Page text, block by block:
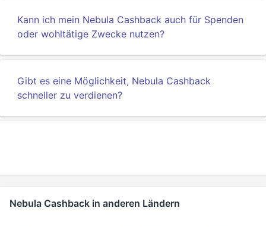
Kann ich mein Nebula Cashback auch für Spenden
oder wohltätige Zwecke nutzen?
Gibt es eine Möglichkeit, Nebula Cashback
schneller zu verdienen?
Nebula Cashback in anderen Ländern